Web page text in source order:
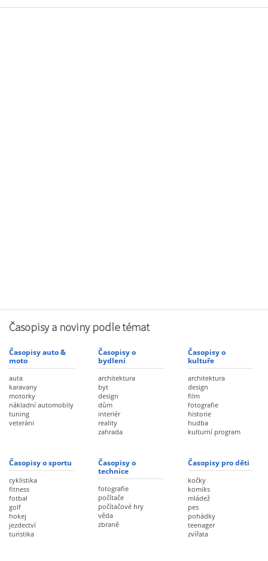
Časopisy a noviny podle témat
Časopisy auto &
moto
auta
karavany
motorky
nákladní automobily
tuning
veteráni
Časopisy o
bydlení
architektura
byt
design
dům
interiér
reality
zahrada
Časopisy o
kultuře
architektura
design
film
fotografie
historie
hudba
kulturní program
Časopisy o sportu
cyklistika
fitness
fotbal
golf
hokej
jezdectví
turistika
Časopisy o
technice
fotografie
počítače
počítačové hry
věda
zbraně
Časopisy pro děti
kočky
komiks
mládež
pes
pohádky
teenager
zvířata